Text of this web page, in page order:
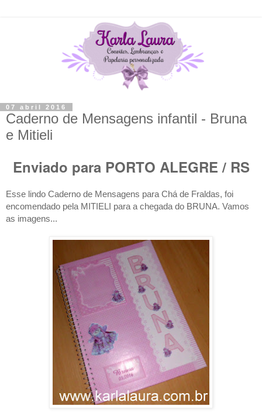
07 abril 2016
Caderno de Mensagens infantil - Bruna
e Mitieli
Enviado para PORTO ALEGRE / RS
Esse lindo Caderno de Mensagens para Chá de Fraldas, foi
encomendado pela MITIELI para a chegada do BRUNA. Vamos
as imagens...